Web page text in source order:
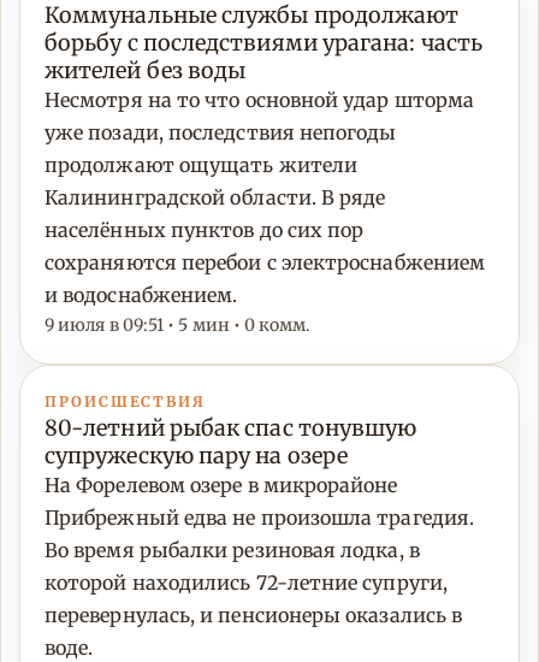
Коммунальные службы продолжают
борьбу с последствиями урагана: часть
жителей без воды
Несмотря на то что основной удар шторма
уже позади, последствия непогоды
продолжают ощущать жители
Калининградской области. В ряде
населённых пунктов до сих пор
сохраняются перебои с электроснабжением
и водоснабжением.
9 июля в 09:51 • 5 мин • 0 комм.
ПРОИСШЕСТВИЯ
80-летний рыбак спас тонувшую
супружескую пару на озере
На Форелевом озере в микрорайоне
Прибрежный едва не произошла трагедия.
Во время рыбалки резиновая лодка, в
которой находились 72-летние супруги,
перевернулась, и пенсионеры оказались в
воде.